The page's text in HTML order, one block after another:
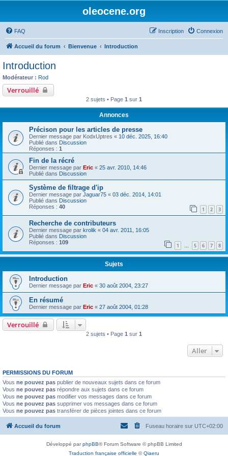
oleocene.org
FAQ Connexion
Inscription
Accueil du forum Bienvenue Introduction
Introduction
Modérateur : Rod
Verrouillé
2 sujets • Page 1 sur 1
Annonces
Précison pour les articles de presse
Dernier message par KodxUptres « 10 déc. 2025, 16:40
Publié dans Discussion
Réponses : 1
Fin de la récré
Dernier message par Eric « 25 avr. 2010, 14:46
Publié dans Discussion
Système de filtrage d'ip
Dernier message par Jaguar75 « 03 déc. 2014, 14:01
Publié dans Discussion
Réponses : 40 1 2 3
Recherche de contributeurs
Dernier message par krolik « 04 avr. 2011, 16:05
Publié dans Discussion
Réponses : 109 1 … 5 6 7 8
Sujets
Introduction
Dernier message par Eric « 30 août 2004, 23:27
En résumé
Dernier message par Eric « 27 août 2004, 01:28
Verrouillé
2 sujets • Page 1 sur 1
Aller
PERMISSIONS DU FORUM
Vous ne pouvez pas publier de nouveaux sujets dans ce forum
Vous ne pouvez pas répondre aux sujets dans ce forum
Vous ne pouvez pas modifier vos messages dans ce forum
Vous ne pouvez pas supprimer vos messages dans ce forum
Vous ne pouvez pas transférer de pièces jointes dans ce forum
Accueil du forum Fuseau horaire sur UTC+02:00
Développé parphpBB® Forum Software © phpBB Limited
Traduction française officielle ©Qiaeru